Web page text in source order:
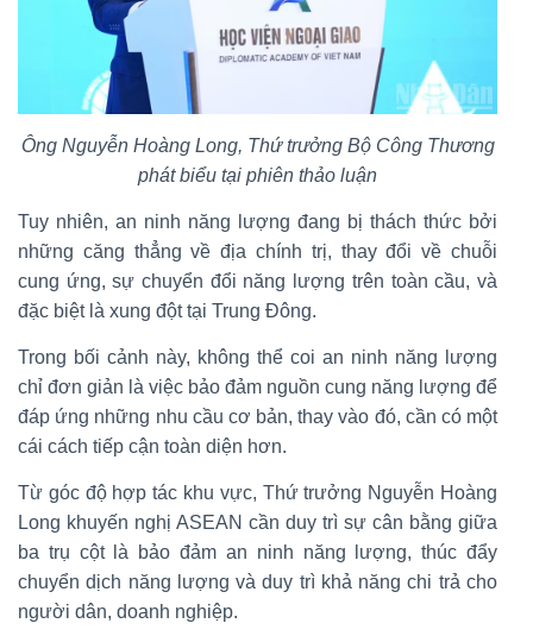
Ông Nguyễn Hoàng Long, Thứ trưởng Bộ Công Thương
phát biểu tại phiên thảo luận
Tuy nhiên, an ninh năng lượng đang bị thách thức bởi
những căng thẳng về địa chính trị, thay đổi về chuỗi
cung ứng, sự chuyển đổi năng lượng trên toàn cầu, và
đặc biệt là xung đột tại Trung Đông.
Trong bối cảnh này, không thể coi an ninh năng lượng
chỉ đơn giản là việc bảo đảm nguồn cung năng lượng để
đáp ứng những nhu cầu cơ bản, thay vào đó, cần có một
cái cách tiếp cận toàn diện hơn.
Từ góc độ hợp tác khu vực, Thứ trưởng Nguyễn Hoàng
Long khuyến nghị ASEAN cần duy trì sự cân bằng giữa
ba trụ cột là bảo đảm an ninh năng lượng, thúc đẩy
chuyển dịch năng lượng và duy trì khả năng chi trả cho
người dân, doanh nghiệp.